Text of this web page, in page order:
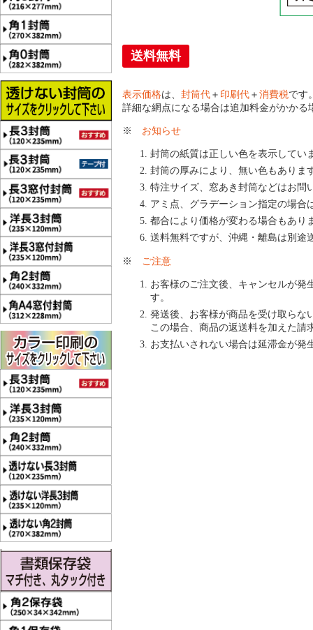
送料無料
表示価格は、 封筒代 ＋ 印刷代 ＋ 消費税です
詳細な網点になる場合は追加料金がかかる
※ お知らせ
封筒の紙質は正しい色を表示してい
封筒の厚みにより、無い色もありま
特注サイズ、窓あき封筒などはお問
アミ点、グラデーション指定の場合
都合により価格が変わる場合もあり
送料無料ですが、沖縄・離島は別途
※ ご注意
お客様のご注文後、キャンセルが発
す。
発送後、お客様が商品を受け取らな
この場合、商品の返送料を加えた請
お支払いされない場合は延滞金が発